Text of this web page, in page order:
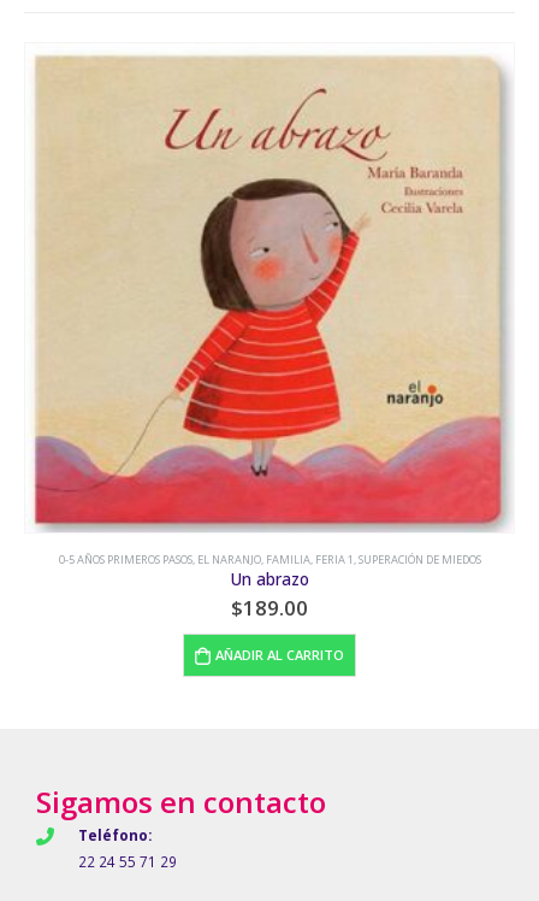
0-5 AÑOS PRIMEROS PASOS, EL NARANJO, FAMILIA, FERIA 1,SUPERACIÓN DE MIEDOS
Un abrazo
$189.00
AÑADIR AL CARRITO
Sigamos en contacto
Teléfono:
22 24 55 71 29